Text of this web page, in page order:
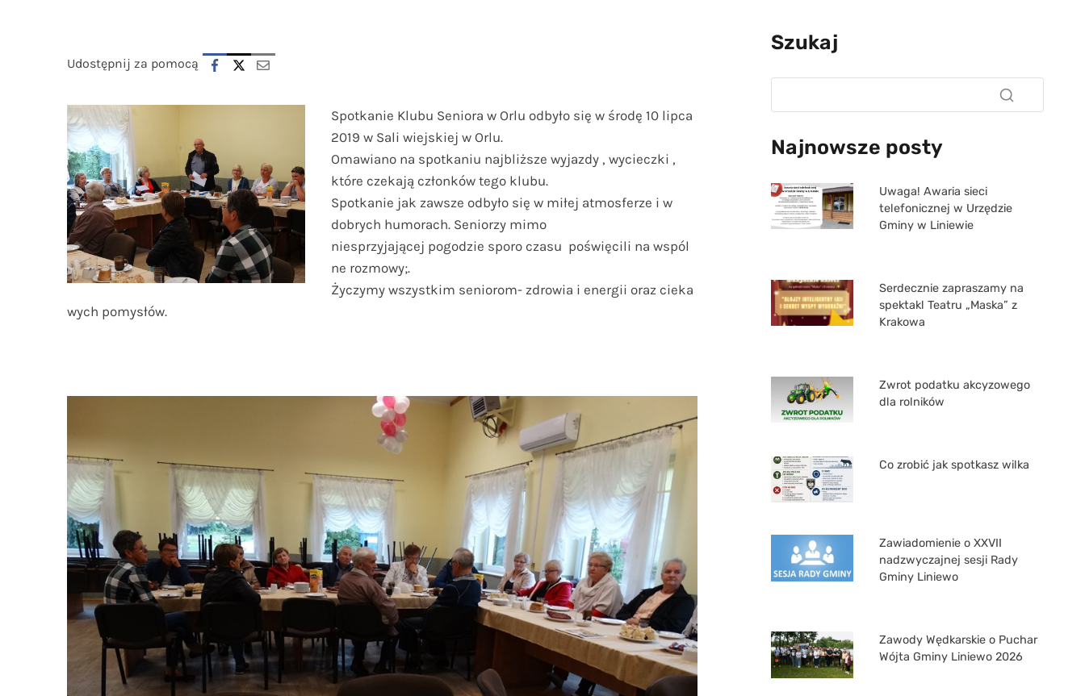
Udostępnij za pomocą
Spotkanie Klubu Seniora w Orlu odbyło się w środę 10 lipca
2019 w Sali wiejskiej w Orlu.
Omawiano na spotkaniu najbliższe wyjazdy , wycieczki ,
które czekają członków tego klubu.
Spotkanie jak zawsze odbyło się w miłej atmosferze i w
dobrych humorach. Seniorzy mimo
niesprzyjającej pogodzie sporo czasu poświęcili na wspól
ne rozmowy;.
Życzymy wszystkim seniorom- zdrowia i energii oraz cieka
wych pomysłów.
Szukaj
Najnowsze posty
Uwaga! Awaria sieci
telefonicznej w Urzędzie
Gminy w Liniewie
Serdecznie zapraszamy na
spektakl Teatru „Maska” z
Krakowa
Zwrot podatku akcyzowego
dla rolników
Co zrobić jak spotkasz wilka
Zawiadomienie o XXVII
nadzwyczajnej sesji Rady
Gminy Liniewo
Zawody Wędkarskie o Puchar
Wójta Gminy Liniewo 2026